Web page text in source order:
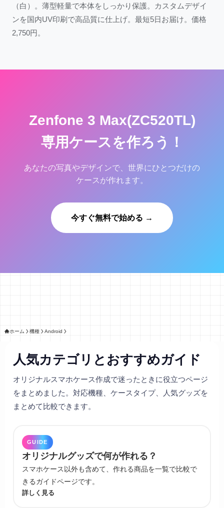
（白）。薄型軽量で本体をしっかり保護。カスタムデザイ
ンを国内UV印刷で高品質に仕上げ。最短5日お届け。価格
2,750円。
Zenfone 3 Max(ZC520TL)
専用ケースを作ろう！
あなたの写真やデザインで、世界にひとつだけの
ケースが作れます。
今すぐ無料で始める →
ホーム 機種 Android
人気カテゴリとおすすめガイド
オリジナルスマホケース作成で迷ったときに役立つページ
をまとめました。対応機種、ケースタイプ、人気グッズを
まとめて比較できます。
GUIDE
オリジナルグッズで何が作れる？
スマホケース以外も含めて、作れる商品を一覧で比較で
きるガイドページです。
詳しく見る